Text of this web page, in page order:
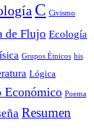
C Civismo
de Flujo Ecología
Grupos Étnicos his
Lógica
Económico Poema
Resumen